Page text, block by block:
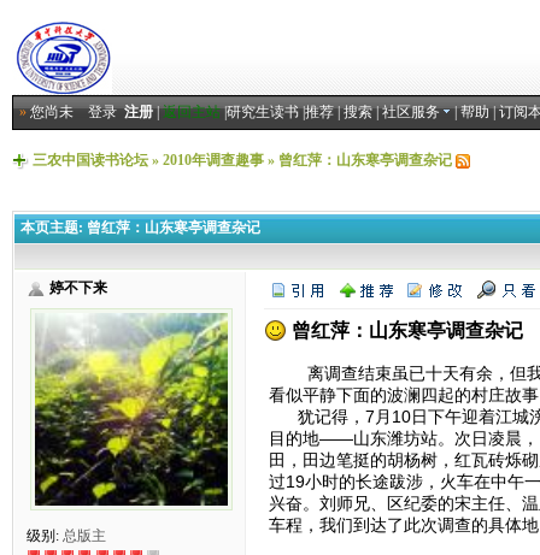
»您尚未登录 注册|返回主站|研究生读书|推荐|搜索|社区服务 |帮助|订阅
三农中国读书论坛» 2010年调查趣事» 曾红萍：山东寒亭调查杂记
本页主题: 曾红萍：山东寒亭调查杂记
婷不下来
级别: 总版主
曾红萍：山东寒亭调查杂记
离调查结束虽已十天有余，但我
看似平静下面的波澜四起的村庄故
犹记得，7月10日下午迎着江城
目的地——山东潍坊站。次日凌晨，
田，田边笔挺的胡杨树，红瓦砖烁
过19小时的长途跋涉，火车在中午
兴奋。刘师兄、区纪委的宋主任、
车程，我们到达了此次调查的具体